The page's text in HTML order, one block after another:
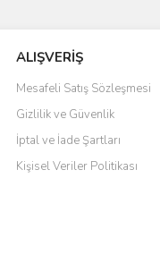
veya görüntülenemiyor.
eksik bilgiler bulunuyor.
bulunuyor.
daha pahalı.
alternatifler olmalı.
ALIŞVERİŞ
Mesafeli Satış Sözleşmesi
Gizlilik ve Güvenlik
İptal ve İade Şartları
Kişisel Veriler Politikası